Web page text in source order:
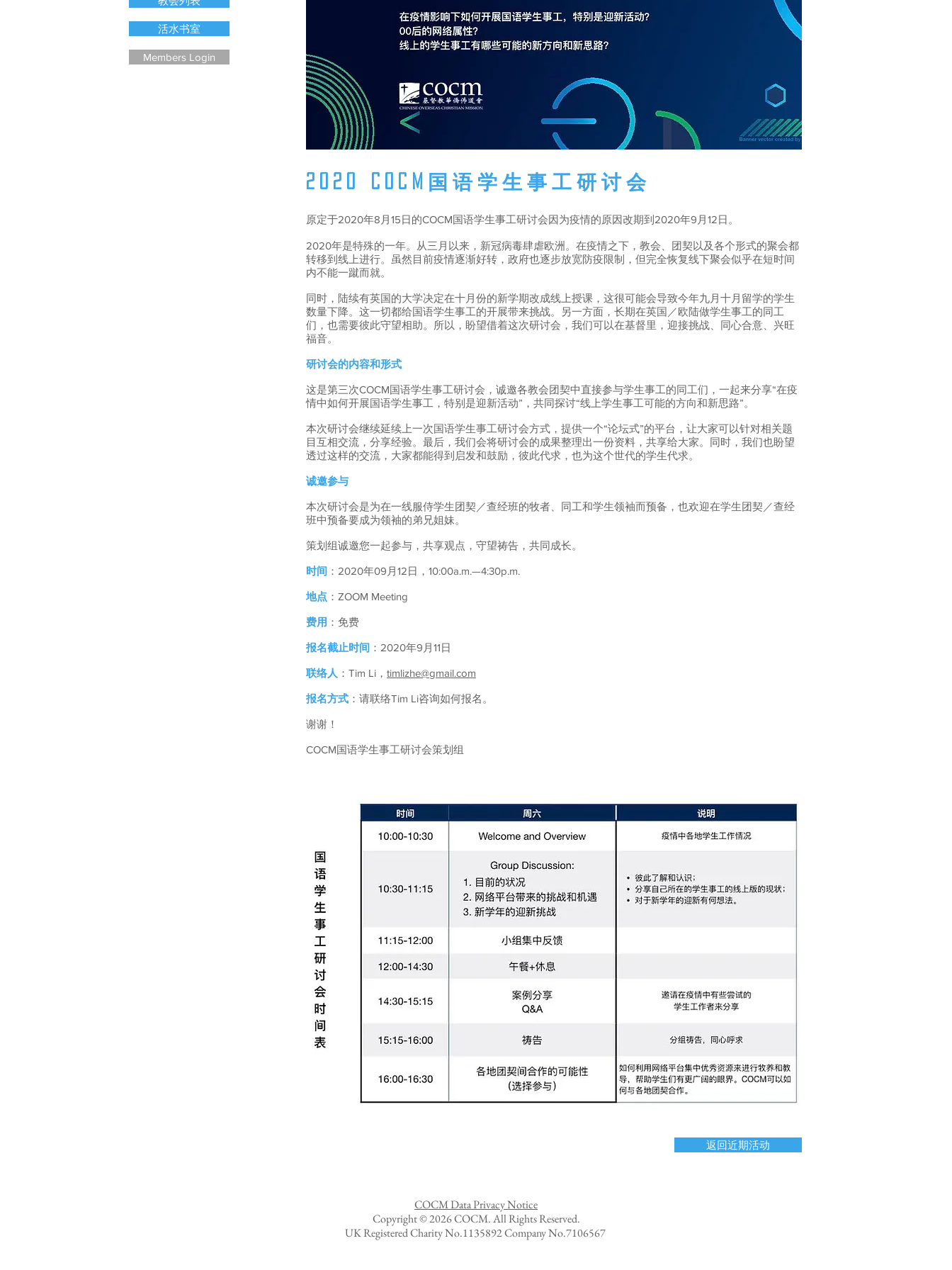
活水书室
Members Login
2020 COCM国语学生事工研讨会
原定于2020年8月15日的COCM国语学生事工研讨会因为疫情的原因改期到2020年9月12日。
2020年是特殊的一年。从三月以来，新冠病毒肆虐欧洲。在疫情之下，教会、团契以及各个形式的聚会都
转移到线上进行。虽然目前疫情逐渐好转，政府也逐步放宽防疫限制，但完全恢复线下聚会似乎在短时间
内不能一蹴而就。
同时，陆续有英国的大学决定在十月份的新学期改成线上授课，这很可能会导致今年九月十月留学的学生
数量下降。这一切都给国语学生事工的开展带来挑战。另一方面，长期在英国／欧陆做学生事工的同工
们，也需要彼此守望相助。所以，盼望借着这次研讨会，我们可以在基督里，迎接挑战、同心合意、兴旺
福音。
研讨会的内容和形式
这是第三次COCM国语学生事工研讨会，诚邀各教会团契中直接参与学生事工的同工们，一起来分享“在疫
情中如何开展国语学生事工，特别是迎新活动”，共同探讨“线上学生事工可能的方向和新思路”。
本次研讨会继续延续上一次国语学生事工研讨会方式，提供一个“论坛式”的平台，让大家可以针对相关题
目互相交流，分享经验。最后，我们会将研讨会的成果整理出一份资料，共享给大家。同时，我们也盼望
透过这样的交流，大家都能得到启发和鼓励，彼此代求，也为这个世代的学生代求。
诚邀参与
本次研讨会是为在一线服侍学生团契／查经班的牧者、同工和学生领袖而预备，也欢迎在学生团契／查经
班中预备要成为领袖的弟兄姐妹。
策划组诚邀您一起参与，共享观点，守望祷告，共同成长。
时间 ：2020年09月12日，10:00a.m.—4:30p.m.
地点 ：ZOOM Meeting
费用 ：免费
报名截止时间 ：2020年9月11日
联络人 ：Tim Li， timlizhe@gmail.com
报名方式 ：请联络Tim Li咨询如何报名。
谢谢！
COCM国语学生事工研讨会策划组
返回近期活动
COCM Data Privacy Notice
Copyright © 2026COCM. All Rights Reserved.
UKRegistered Charity No.1135892 Company No.7106567